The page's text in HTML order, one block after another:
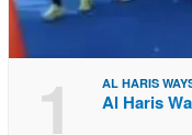
1 AL HARIS
Al Haris